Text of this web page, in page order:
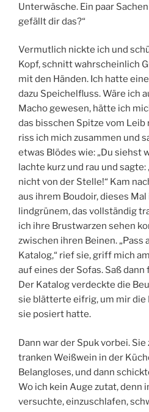
Unterwäsche. Ein paar
gefällt dir das?“
Vermutlich nickte ich und
Kopf, schnitt wahrscheinlich
mit den Händen. Ich hatte
dazu Speichelfluss. Wäre ich
Macho gewesen, hätte ich
das bisschen Spitze vom Leib
riss ich mich zusammen und
etwas Blödes wie: „Du siehst
lachte kurz und rau und
nicht von der Stelle!“ Kam
aus ihrem Boudoir, dieses
lindgrünem, das vollständig
ich ihre Brustwarzen sehen
zwischen ihren Beinen. „Pass
Katalog,“ rief sie, griff mich
auf eines der Sofas. Saß
Der Katalog verdeckte die
sie blätterte eifrig, um mir die
sie posiert hatte.
Dann war der Spuk vorbei.
tranken Weißwein in der
Belangloses, und dann
Wo ich kein Auge zutat, denn
versuchte, einzuschlafen,